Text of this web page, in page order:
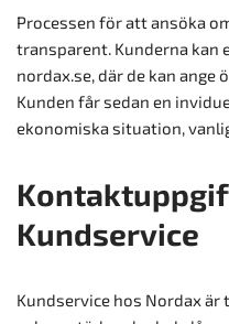
Processen för att ansöka
transparent. Kunderna kan
nordax.se, där de kan
Kunden får sedan en
ekonomiska situation,
Kundservice
Kundservice hos Nordax